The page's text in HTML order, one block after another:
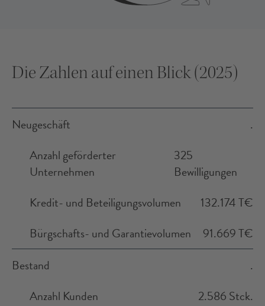
Die Zahlen auf einen Blick (2025)
Neugeschäft
.
Anzahl geförderter
Unternehmen
325
Bewilligungen
Kredit- und Beteiligungsvolumen
132.174 T€
Bürgschafts- und Garantievolumen
91.669 T€
Bestand
.
Anzahl Kunden
2.586 Stck.